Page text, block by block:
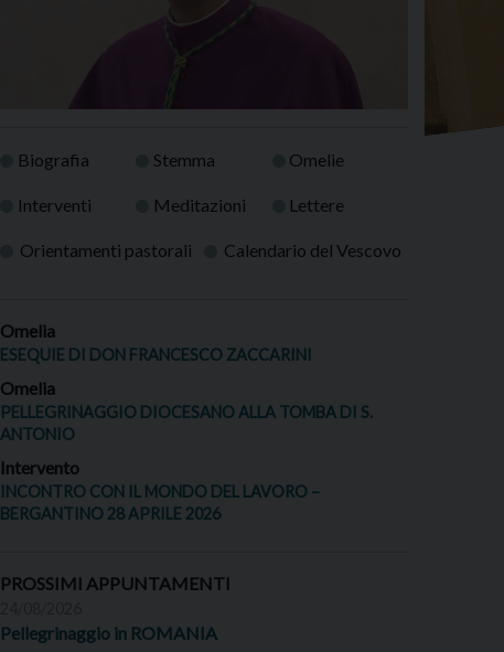
Biografia Stemma Omelie
Interventi Meditazioni Lettere
Orientamenti pastorali Calendario del Vescovo
Omelia
ESEQUIE DI DON FRANCESCO ZACCARINI
Omelia
PELLEGRINAGGIO DIOCESANO ALLA TOMBA DI S.
ANTONIO
Intervento
INCONTRO CON IL MONDO DEL LAVORO –
BERGANTINO 28 APRILE 2026
PROSSIMI APPUNTAMENTI
Pellegrinaggio in ROMANIA